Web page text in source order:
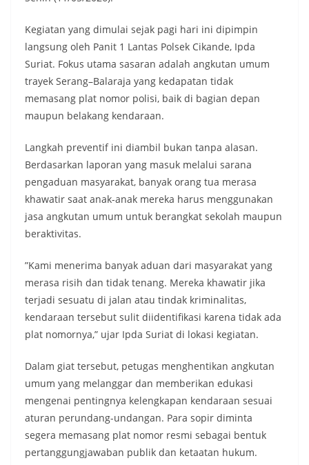
​Kegiatan yang dimulai sejak pagi hari ini dipimpin
langsung oleh Panit 1 Lantas Polsek Cikande, Ipda
Suriat. Fokus utama sasaran adalah angkutan umum
trayek Serang–Balaraja yang kedapatan tidak
memasang plat nomor polisi, baik di bagian depan
maupun belakang kendaraan.
​Langkah preventif ini diambil bukan tanpa alasan.
Berdasarkan laporan yang masuk melalui sarana
pengaduan masyarakat, banyak orang tua merasa
khawatir saat anak-anak mereka harus menggunakan
jasa angkutan umum untuk berangkat sekolah maupun
beraktivitas.
​”Kami menerima banyak aduan dari masyarakat yang
merasa risih dan tidak tenang. Mereka khawatir jika
terjadi sesuatu di jalan atau tindak kriminalitas,
kendaraan tersebut sulit diidentifikasi karena tidak ada
plat nomornya,” ujar Ipda Suriat di lokasi kegiatan.
​Dalam giat tersebut, petugas menghentikan angkutan
umum yang melanggar dan memberikan edukasi
mengenai pentingnya kelengkapan kendaraan sesuai
aturan perundang-undangan. Para sopir diminta
segera memasang plat nomor resmi sebagai bentuk
pertanggungjawaban publik dan ketaatan hukum.